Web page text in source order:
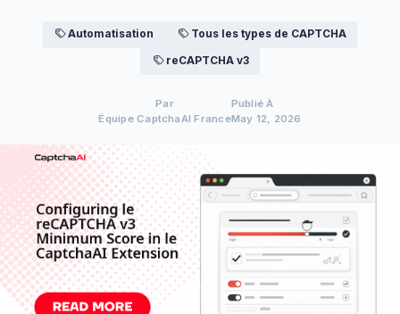
Automatisation Tous les types de CAPTCHA
reCAPTCHA v3
Par
Équipe CaptchaAI France
Publié À
May 12, 2026